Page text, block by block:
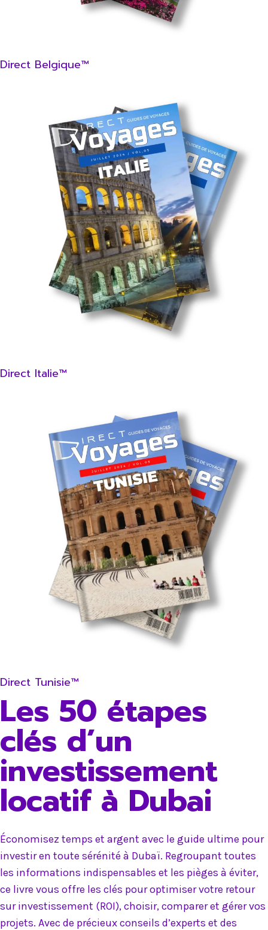
Direct Belgique™
Direct Italie™
Direct Tunisie™
Les 50 étapes
clés d’un
investissement
locatif à Dubai
Économisez temps et argent avec le guide ultime pour
investir en toute sérénité à Dubaï. Regroupant toutes
les informations indispensables et les pièges à éviter,
ce livre vous offre les clés pour optimiser votre retour
sur investissement (ROI), choisir, comparer et gérer vos
projets. Avec de précieux conseils d’experts et des